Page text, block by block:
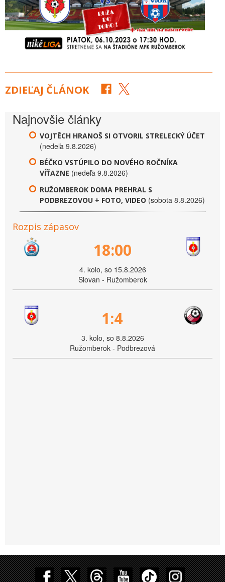
ZDIEĽAJ ČLÁNOK
Najnovšie články
VOJTĚCH HRANOŠ SI OTVORIL STRELECKÝ ÚČET
(nedeľa 9.8.2026)
BÉČKO VSTÚPILO DO NOVÉHO ROČNÍKA
VÍŤAZNE (nedeľa 9.8.2026)
RUŽOMBEROK DOMA PREHRAL S
PODBREZOVOU + FOTO, VIDEO (sobota 8.8.2026)
Rozpis zápasov
18:00
4. kolo, so 15.8.2026
Slovan - Ružomberok
1:4
3. kolo, so 8.8.2026
Ružomberok - Podbrezová